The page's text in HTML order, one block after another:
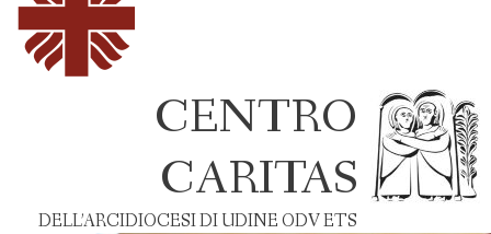
CENTRO
CARITAS
DELL’ARCIDIOCESI DI UDINE ODV ETS